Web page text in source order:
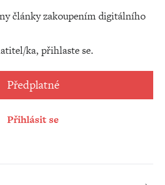
články zakoupením digitálního
ka, přihlaste se.
Předplatné
Přihlásit se